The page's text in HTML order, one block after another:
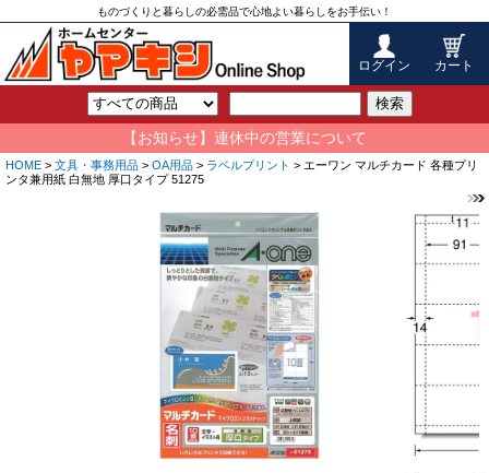
ものづくりと暮らしの必需品で心地よい暮らしをお手伝い！
ログイン カート
検索
【お知らせ】連休中の営業について
HOME > 文具・事務用品 > OA用品 > ラベルプリント > エーワン マルチカード 各種プリ
ンタ兼用紙 白無地 厚口タイプ 51275